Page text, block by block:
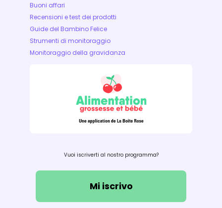
Buoni affari
Recensioni e test dei prodotti
Guide del Bambino Felice
Strumenti di monitoraggio
Monitoraggio della gravidanza
Vuoi iscriverti al nostro programma?
Mi iscrivo